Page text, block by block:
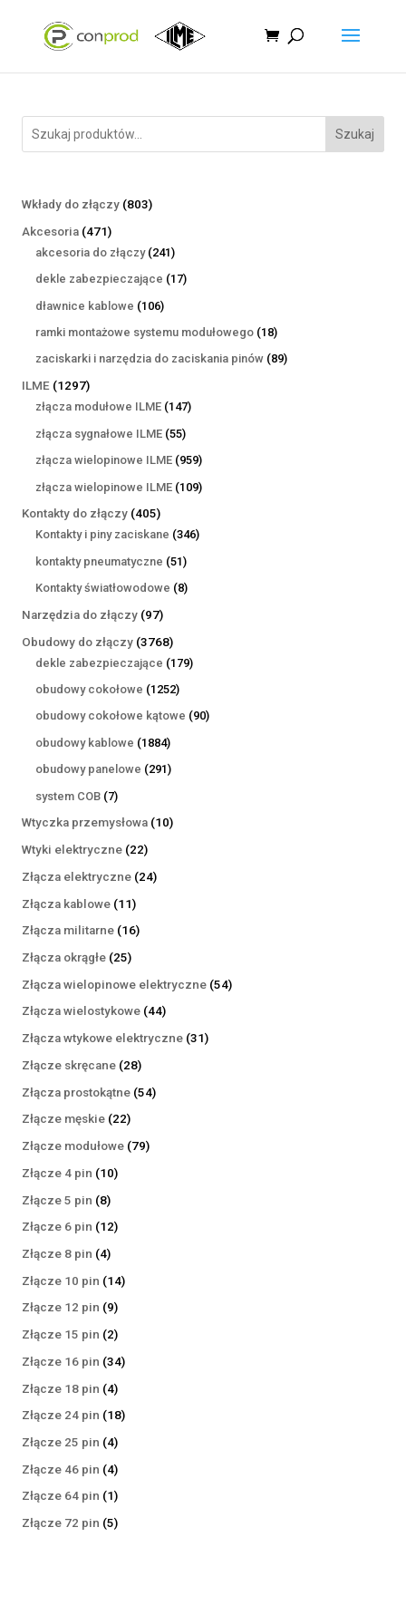
Szukaj
Wkłady do złączy 803803
Akcesoria 471471
produktów
akcesoria do złączy 241241
produktów
dekle zabezpieczające 1717
dławnice kablowe 106106
produktów
ramki montażowe systemu modułowego 1818
produktów
zaciskarki i narzędzia do zaciskania pinów 8989
ILME 12971297
produktów
złącza modułowe ILME 147147
złącza sygnałowe ILME 5555
produktów
złącza wielopinowe ILME 959959
produktów
złącza wielopinowe ILME 109109
Kontakty do złączy 405405
produktów
Kontakty i piny zaciskane 346346
kontakty pneumatyczne 5151
produktów
Kontakty światłowodowe 88
Narzędzia do złączy 9797
produktów
Obudowy do złączy 37683768
produktów
dekle zabezpieczające 179179
obudowy cokołowe 12521252
produkty
obudowy cokołowe kątowe 9090
obudowy kablowe 18841884
produkty
obudowy panelowe 291291
system COB 77
produktów
Wtyczka przemysłowa 1010
Wtyki elektryczne 2222
produkty
Złącza elektryczne 2424
Złącza kablowe 1111
produktów
Złącza militarne 1616
Złącza okrągłe 2525
produktów
Złącza wielopinowe elektryczne 5454
Złącza wielostykowe 4444
produkty
Złącza wtykowe elektryczne 3131
Złącze skręcane 2828
produktów
Złącza prostokątne 5454
Złącze męskie 2222
produkty
Złącze modułowe 7979
Złącze 4 pin 1010
Złącze 5 pin 88
produktów
Złącze 6 pin 1212
Złącze 8 pin 44
produkty
Złącze 10 pin 1414
Złącze 12 pin 99
produktów
Złącze 15 pin 22
produkty
Złącze 16 pin 3434
Złącze 18 pin 44
produkty
Złącze 24 pin 1818
Złącze 25 pin 44
produkty
Złącze 46 pin 44
produkty
Złącze 64 pin 11
produkt
Złącze 72 pin 55